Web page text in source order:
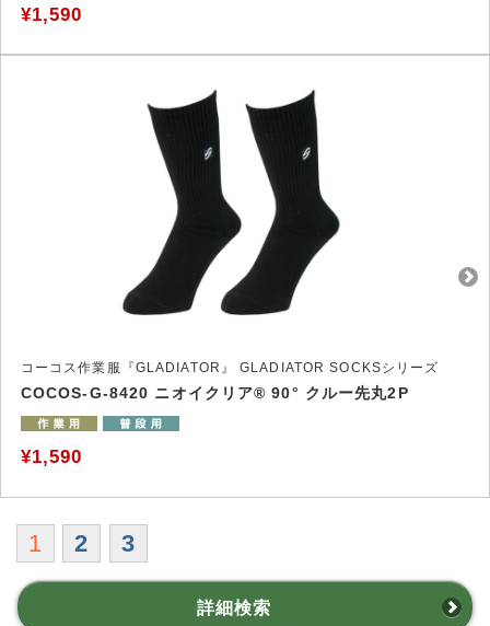
¥1,590
コーコス作業服『GLADIATOR』 GLADIATOR SOCKSシリーズ
COCOS-G-8420 ニオイクリア® 90° クルー先丸2P
¥1,590
1 2 3
詳細検索